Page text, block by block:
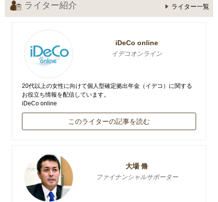
ライター紹介 ライター一覧
iDeCo online
イデコオンライン
20代以上の女性に向けて個人型確定拠出年金（イデコ）に関する
お役立ち情報を配信しています。
iDeCo online
このライターの記事を読む
大場 脩
ファイナンシャルサポーター